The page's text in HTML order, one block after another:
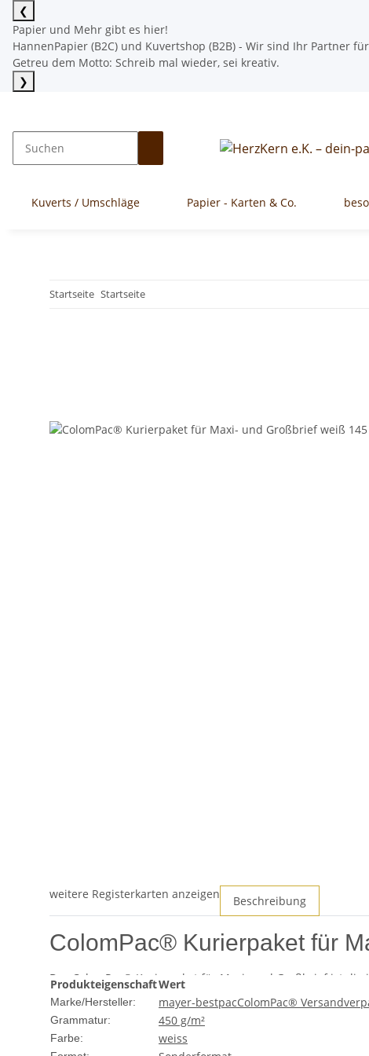
❮
Papier und Mehr gibt es hier!
HannenPapier (B2C) und Kuvertshop (B2B) - Wir sind Ihr Partner
Getreu dem Motto: Schreib mal wieder, sei kreativ.
❯
Kuverts / Umschläge Papier - Karten & Co.
Startseite Startseite
weitere Registerkarten anzeigen Beschreibung
ColomPac® Kurierpaket für
Das ColomPac® Kurierpaket für Maxi- und Großbrief ist
Verpackungsprodukt vereint Funktionalität mit einem
Produktmerkmale
ProdukteigenschaftWert
Marke/Hersteller: mayer-bestpacColomPac®
Grammatur: 450 g/m²
Farbe: weiss